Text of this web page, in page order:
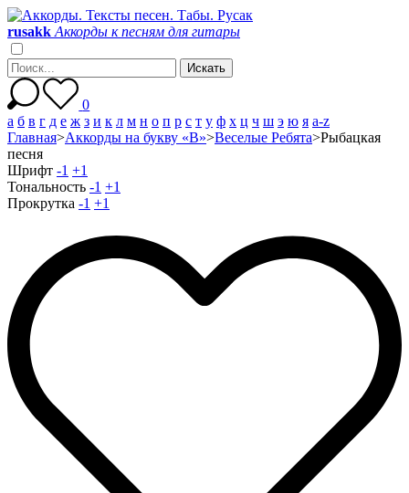
rusakk Аккорды к песням для гитары
0
а б в г д е ж з и к л м н о п р с т у ф х ц ч ш э ю я a-z
Главная>Аккорды на букву «В»>Веселые Ребята>Рыбацкая
песня
Шрифт -1 +1
Тональность -1 +1
Прокрутка -1 +1